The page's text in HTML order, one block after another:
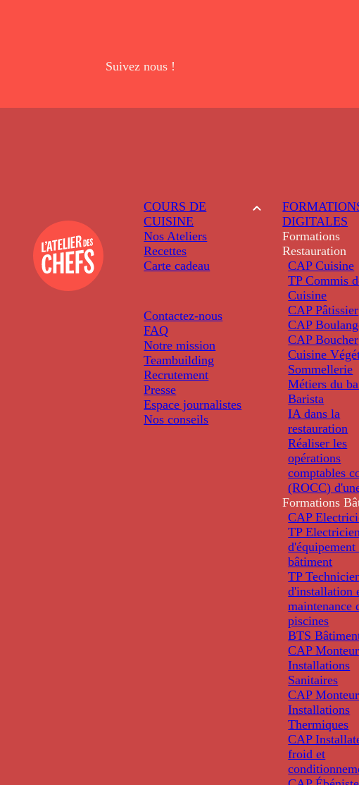
Suivez nous !
COURS DE
CUISINE
Nos Ateliers
Recettes
Carte cadeau
Contactez-nous
FAQ
Notre mission
Teambuilding
Recrutement
Presse
Espace journalistes
Nos conseils
DIGITALES
Formations
Restauration
CAP Cuisine
TP Commis
Cuisine
CAP Pâtissier
CAP
CAP Boucher
Cuisine
Sommellerie
Métiers du
Barista
IA dans la
restauration
Réaliser les
opérations
comptables
(ROCC)
Formations
CAP
TP Electricien
d'équipement
bâtiment
TP
d'installation
maintenance
piscines
BTS
CAP
Installations
Sanitaires
CAP
Installations
Thermiques
CAP
froid et